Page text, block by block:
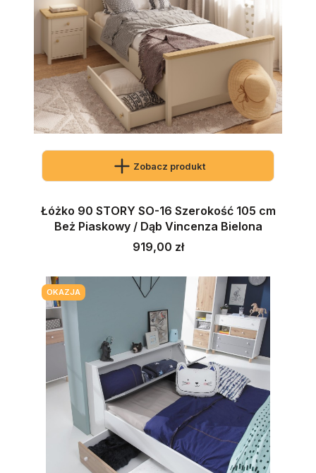
Zobacz produkt
Łóżko 90 STORY SO-16 Szerokość 105 cm
Beż Piaskowy / Dąb Vincenza Bielona
Cena
919,00 zł
OKAZJA